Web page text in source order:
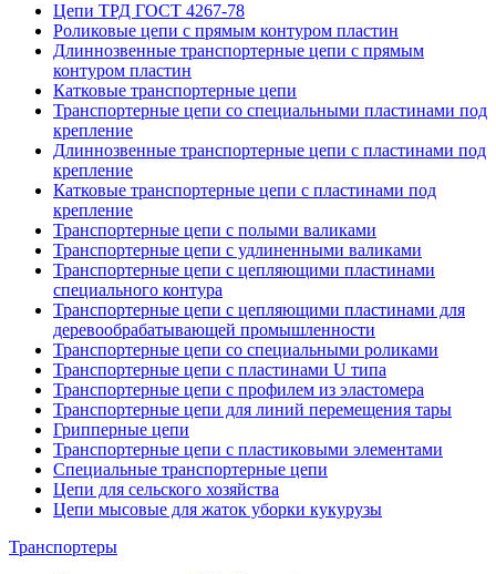
Цепи ТРД ГОСТ 4267-78
Роликовые цепи с прямым контуром пластин
Длиннозвенные транспортерные цепи с прямым
контуром пластин
Катковые транспортерные цепи
Транспортерные цепи со специальными пластинами под
крепление
Длиннозвенные транспортерные цепи с пластинами под
крепление
Катковые транспортерные цепи с пластинами под
крепление
Транспортерные цепи с полыми валиками
Транспортерные цепи с удлиненными валиками
Транспортерные цепи с цепляющими пластинами
специального контура
Транспортерные цепи с цепляющими пластинами для
деревообрабатывающей промышленности
Транспортерные цепи со специальными роликами
Транспортерные цепи с пластинами U типа
Транспортерные цепи с профилем из эластомера
Транспортерные цепи для линий перемещения тары
Грипперные цепи
Транспортерные цепи с пластиковыми элементами
Специальные транспортерные цепи
Цепи для сельского хозяйства
Цепи мысовые для жаток уборки кукурузы
Транспортеры